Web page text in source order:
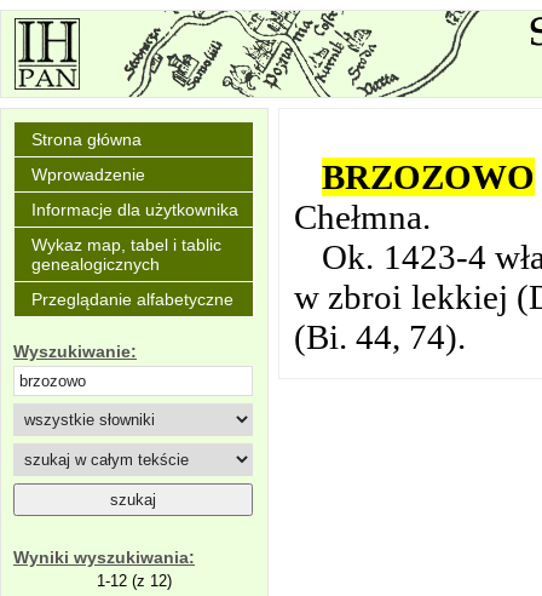
Strona główna
Wprowadzenie
Informacje dla użytkownika
Wykaz map, tabel i tablic
genealogicznych
Przeglądanie alfabetyczne
Wyszukiwanie:
Wyniki wyszukiwania:
1-12 (z 12)
BRZOZOWO
Chełmna.
Ok. 1423-4
w zbroi lekkiej
(Bi. 44, 74).